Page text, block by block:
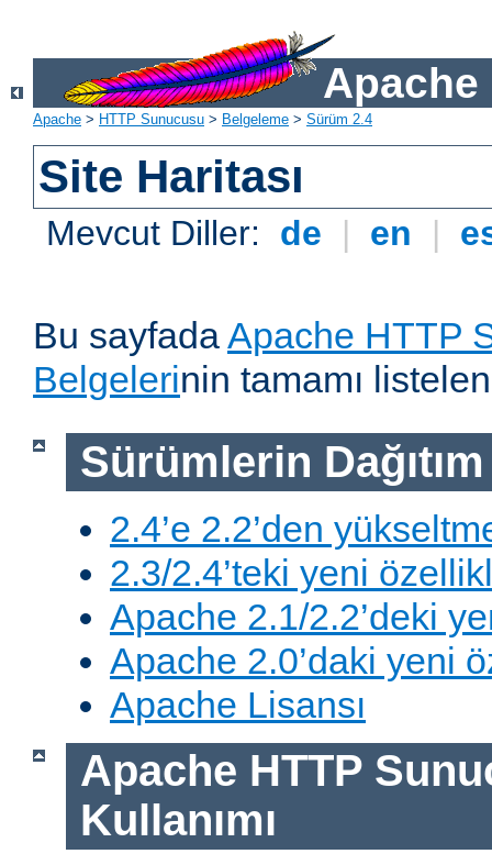
Apache
Apache > HTTP Sunucusu > Belgeleme > Sürüm 2.4
Site Haritası
Mevcut Diller: de | en |
Bu sayfadaApache HTTP
Belgelerinin tamamı
Sürümlerin
2.4’e 2.2’den
2.3/2.4’teki yeni
Apache 2.1/2.2’deki
Apache 2.0’daki yeni
Apache Lisansı
Apache HTTP
Kullanımı